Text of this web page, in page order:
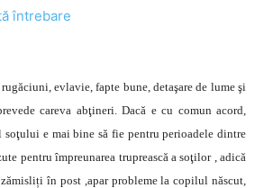
întrebare
evlavie, fapte bune, detaşare de lume şi
careva abţineri. Dacă e cu comun acord,
soţului e mai bine să fie pentru perioadele dintre
pentru împreunarea truprească a soţilor , adică
în post ,apar probleme la copilul născut,